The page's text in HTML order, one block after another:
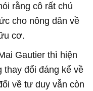
rằng cô rất chú
cho nông dân về
cơ.
Gautier thì hiện
thay đổi đáng kể về
về tư duy vẫn còn